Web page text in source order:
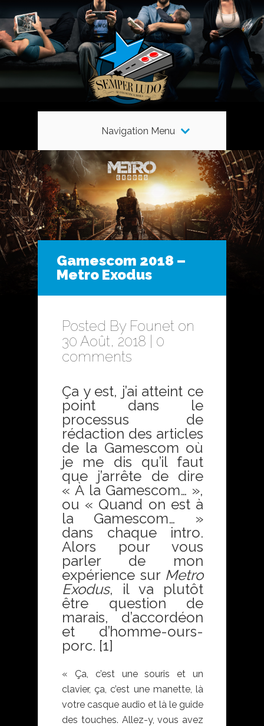
Navigation Menu
Gamescom 2018 –
Metro Exodus
Posted By Founet on
30 Août, 2018 | 0
comments
Ça y est, j’ai atteint ce
point dans le
processus de
rédaction des articles
de la Gamescom où
je me dis qu’il faut
que j’arrête de dire
« À la Gamescom… »,
ou « Quand on est à
la Gamescom… »
dans chaque intro.
Alors pour vous
parler de mon
expérience sur Metro
Exodus, il va plutôt
être question de
marais, d’accordéon
et d’homme-ours-
porc. [1]
« Ça, c’est une souris et un
clavier, ça, c’est une manette, là
votre casque audio et là le guide
des touches. Allez-y, vous avez